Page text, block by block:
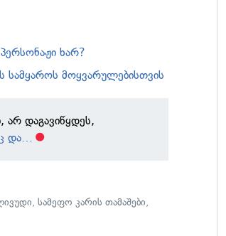
ხარ?
მოყვარულებისთვის
არ დაგავიწყდეს,
და…
,სამეფო კარის თამაშები,